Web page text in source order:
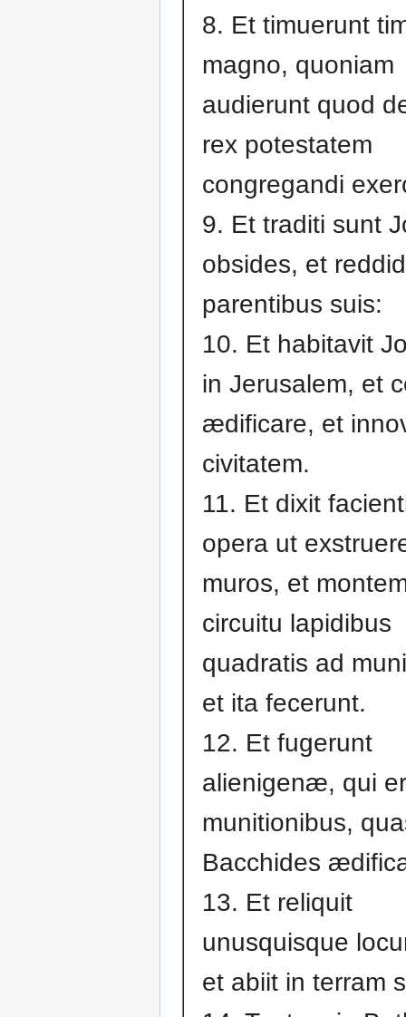
8. Et timuerunt
magno, quoniam
audierunt quod
rex potestatem
congregandi
9. Et traditi sunt
obsides, et
parentibus suis:
10. Et habitavit
in Jerusalem, et
ædificare, et
civitatem.
11. Et dixit
opera ut
muros, et
circuitu lapidibus
quadratis ad
et ita fecerunt.
12. Et fugerunt
alienigenæ, qui
munitionibus,
Bacchides
13. Et reliquit
unusquisque
et abiit in terram